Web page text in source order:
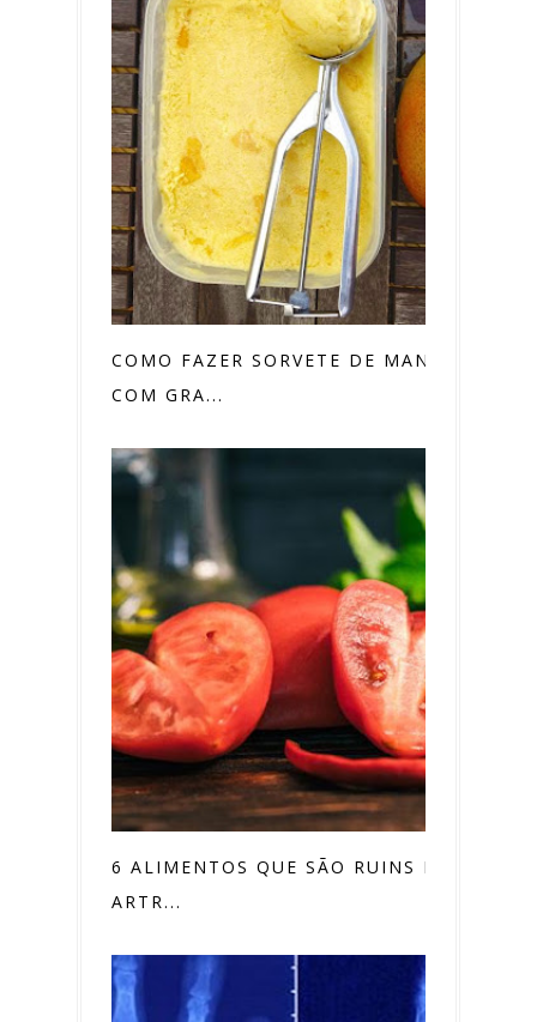
COMO FAZER SORVETE DE MANGA
COM GRA...
6 ALIMENTOS QUE SÃO RUINS PARA
ARTR...